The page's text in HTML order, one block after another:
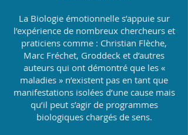
La Biologie émotionnelle s’appuie sur
l’expérience de nombreux chercheurs et
praticiens comme : Christian Flèche,
Marc Fréchet, Groddeck et d’autres
auteurs qui ont démontré que les «
maladies » n’existent pas en tant que
manifestations isolées d’une cause mais
qu’il peut s’agir de programmes
biologiques chargés de sens.